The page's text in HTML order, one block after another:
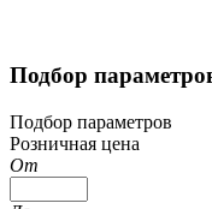
Подбор
Подбор параметров
Розничная цена
От